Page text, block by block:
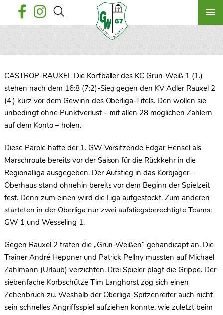
CASTROP-RAUXEL Die Korfballer des KC Grün-Weiß 1 (1.)
stehen nach dem 16:8 (7:2)-Sieg gegen den KV Adler Rauxel 2
(4.) kurz vor dem Gewinn des Oberliga-Titels. Den wollen sie
unbedingt ohne Punktverlust – mit allen 28 möglichen Zählern
auf dem Konto – holen.
Diese Parole hatte der 1. GW-Vorsitzende Edgar Hensel als
Marschroute bereits vor der Saison für die Rückkehr in die
Regionalliga ausgegeben. Der Aufstieg in das Korbjäger-
Oberhaus stand ohnehin bereits vor dem Beginn der Spielzeit
fest. Denn zum einen wird die Liga aufgestockt. Zum anderen
starteten in der Oberliga nur zwei aufstiegsberechtigte Teams:
GW 1 und Wesseling 1.
Gegen Rauxel 2 traten die „Grün-Weißen“ gehandicapt an. Die
Trainer André Heppner und Patrick Pellny mussten auf Michael
Zahlmann (Urlaub) verzichten. Drei Spieler plagt die Grippe. Der
siebenfache Korbschütze Tim Langhorst zog sich einen
Zehenbruch zu. Weshalb der Oberliga-Spitzenreiter auch nicht
sein schnelles Angriffsspiel aufziehen konnte, wie zuletzt beim